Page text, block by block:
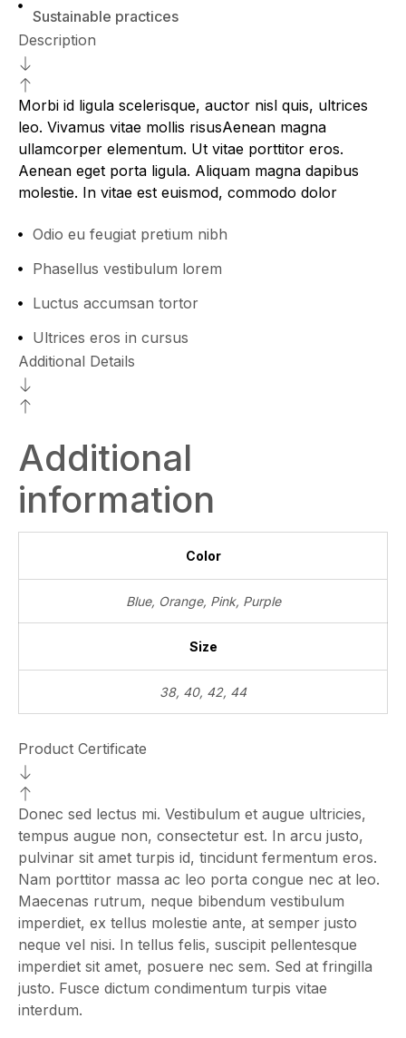
Sustainable practices
Description
Morbi id ligula scelerisque, auctor nisl quis, ultrices
leo. Vivamus vitae mollis risusAenean magna
ullamcorper elementum. Ut vitae porttitor eros.
Aenean eget porta ligula. Aliquam magna dapibus
molestie. In vitae est euismod, commodo dolor
Odio eu feugiat pretium nibh
Phasellus vestibulum lorem
Luctus accumsan tortor
Ultrices eros in cursus
Additional Details
Additional
information
Color
Blue, Orange, Pink, Purple
Size
38, 40, 42, 44
Product Certificate
Donec sed lectus mi. Vestibulum et augue ultricies,
tempus augue non, consectetur est. In arcu justo,
pulvinar sit amet turpis id, tincidunt fermentum eros.
Nam porttitor massa ac leo porta congue nec at leo.
Maecenas rutrum, neque bibendum vestibulum
imperdiet, ex tellus molestie ante, at semper justo
neque vel nisi. In tellus felis, suscipit pellentesque
imperdiet sit amet, posuere nec sem. Sed at fringilla
justo. Fusce dictum condimentum turpis vitae
interdum.